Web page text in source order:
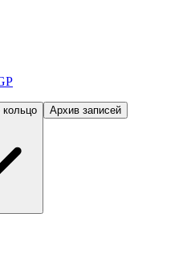
кольцо Архив записей